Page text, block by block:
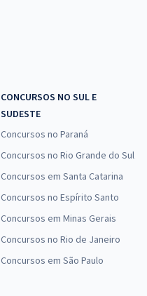
CONCURSOS NO SUL E
SUDESTE
Concursos no Paraná
Concursos no Rio Grande do Sul
Concursos em Santa Catarina
Concursos no Espírito Santo
Concursos em Minas Gerais
Concursos no Rio de Janeiro
Concursos em São Paulo